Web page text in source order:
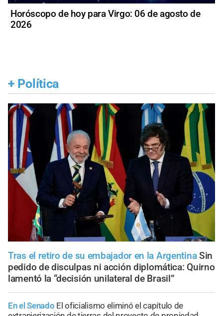
Horóscopo de hoy para Virgo: 06 de agosto de
2026
+ Política
Tras el retiro de su embajador en la Argentina Sin
pedido de disculpas ni acción diplomática: Quirno
lamentó la “decisión unilateral de Brasil”
En el Senado El oficialismo eliminó el capítulo de